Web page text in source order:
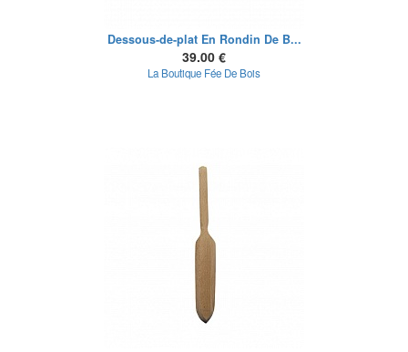
Dessous-de-plat En Rondin De B...
39.00 €
La Boutique Fée De Bois